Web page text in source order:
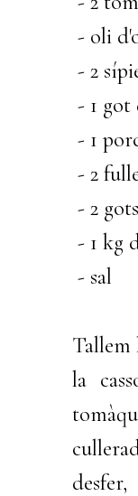
- oli
- 2
- 1
- 1
- 2
- 2
- 1 kg
- sal
Tallem
la